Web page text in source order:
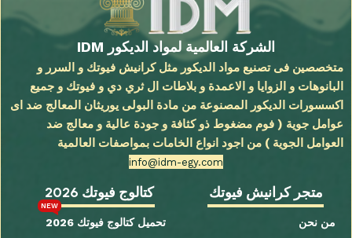
الشركة العالمية لمواد الديكور IDM
متخصصين فى تصنيع مواد الديكور مثل كرانيش فيوتك و السرر و
البانوهات و الزوايا و الاعمدة و بلاطات ال ثري دي و فيوتك و جميع
اكسسورات الديكور المصنوعة من مادة البولى يوريثان المعالج ضد اى
عوامل جوية ( فوم مضغوط ذو كثافة و جودة عالية و معالج ضد
العوامل الجوية ) من اجود انواع الخامات بمواصفات العالمية
info@idm-egy.com
متجر كرانيش فيوتك
من نحن
كتالوج فيوتك 2026
تحميل كتالوج فيوتك 2026
NEW